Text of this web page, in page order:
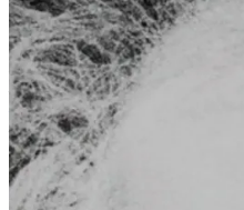
Dr. Mabuse the Gambler
Film
Forfatter:
Leverandør:
Norgesfilm AS
Lisens:
Den erkekriminelle Dr. Mabuse
sine hypnotiske evner til å begå
den første filmen om det onde